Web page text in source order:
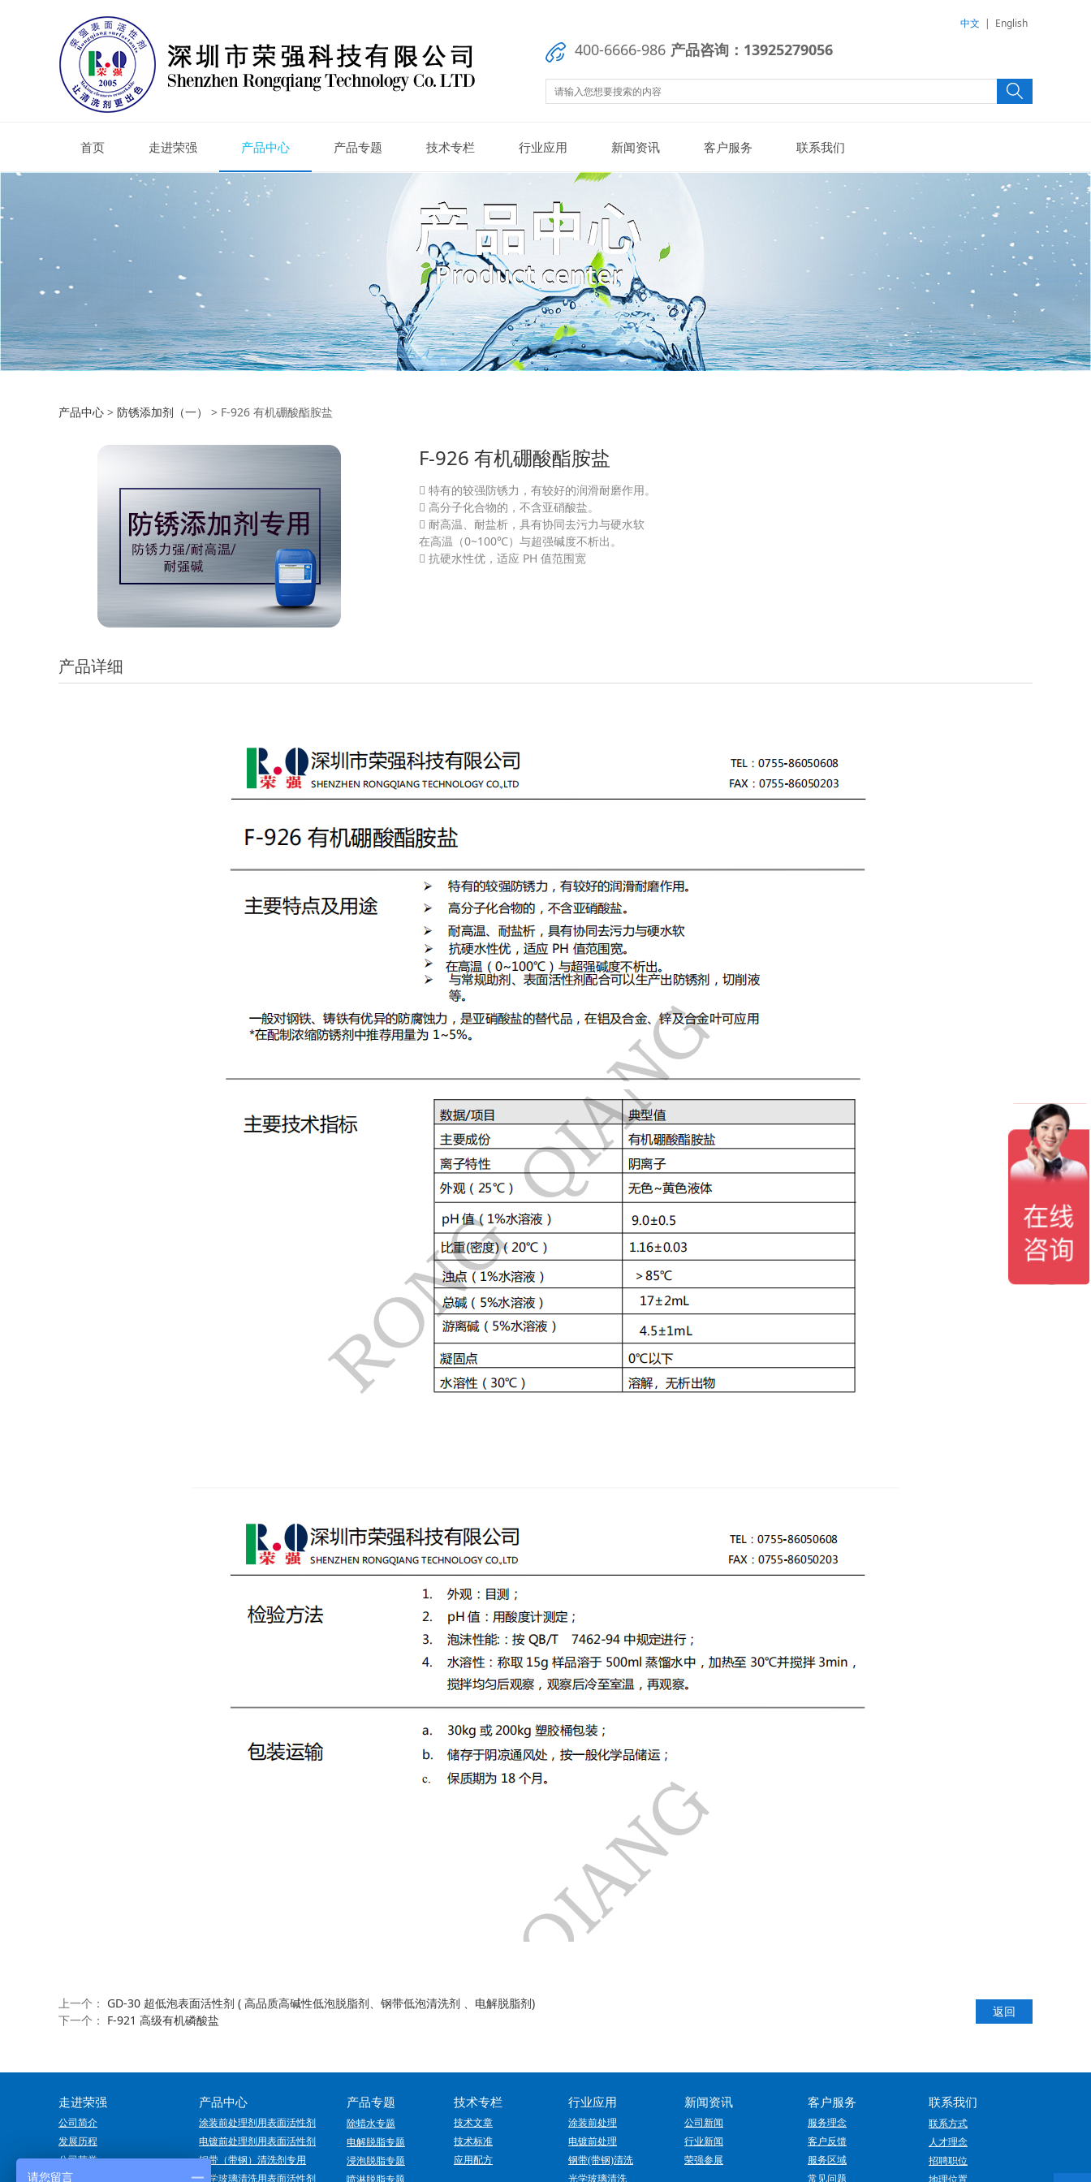
中文 | English
400-6666-986 产品咨询：13925279056
首页 走进荣强 产品中心 产品专题 技术专栏 行业应用 新闻资讯 客户服务 联系我们
F-926 有机硼酸酯胺盐
产品中心 > 防锈添加剂（一） > F-926 有机硼酸酯胺盐
F-926 有机硼酸酯胺盐
 特有的较强防锈力，有较好的润滑耐磨作用。
 高分子化合物的，不含亚硝酸盐。
 耐高温、耐盐析，具有协同去污力与硬水软
在高温（0~100℃）与超强碱度不析出。
 抗硬水性优，适应 PH 值范围宽
产品详细
上一个： GD-30 超低泡表面活性剂 ( 高品质高碱性低泡脱脂剂、钢带低泡清洗剂 、电解脱脂剂)
下一个： F-921 高级有机磷酸盐
返回
走进荣强
公司简介
发展历程
公司荣誉
公司展会
产品中心
涂装前处理剂用表面活性剂
电镀前处理剂用表面活性剂
钢带（带钢）清洗剂专用
光学玻璃清洗用表面活性剂
产品专题
除蜡水专题
电解脱脂专题
浸泡脱脂专题
喷淋脱脂专题
技术专栏
技术文章
技术标准
应用配方
行业应用
涂装前处理
电镀前处理
钢带(带钢)清洗
光学玻璃清洗
新闻资讯
公司新闻
行业新闻
荣强参展
客户服务
服务理念
客户反馈
服务区域
常见问题
联系我们
联系方式
人才理念
招聘职位
地理位置
请您留言